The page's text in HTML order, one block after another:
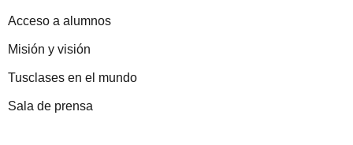
Acceso a alumnos
Misión y visión
Tusclases en el mundo
Sala de prensa